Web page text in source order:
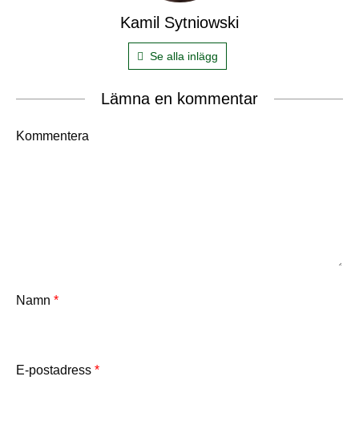
Kamil Sytniowski
Se alla inlägg
Lämna en kommentar
Kommentera
Namn *
E-postadress *